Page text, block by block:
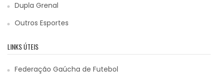
Dupla Grenal
Outros Esportes
LINKS ÚTEIS
Federação Gaúcha de Futebol